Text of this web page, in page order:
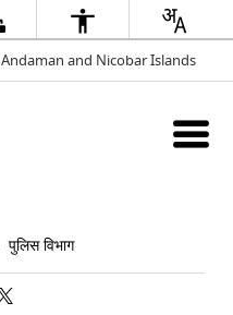
Andaman and Nicobar Islands
पुलिस विभाग